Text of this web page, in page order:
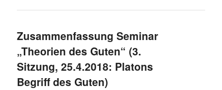
Zusammenfassung Seminar
„Theorien des Guten“ (3.
Sitzung, 25.4.2018: Platons
Begriff des Guten)